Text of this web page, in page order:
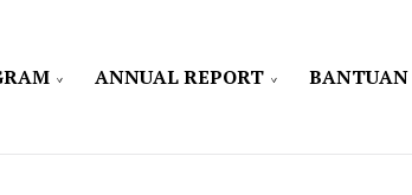
ANNUAL REPORT BANTUAN